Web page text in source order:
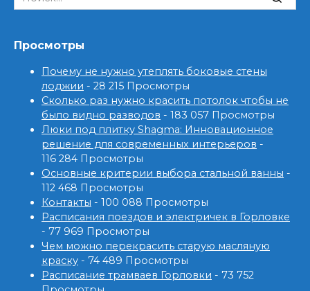
for:
Просмотры
Почему не нужно утеплять боковые стены
лоджии - 28 215 Просмотры
Сколько раз нужно красить потолок чтобы не
было видно разводов - 183 057 Просмотры
Люки под плитку Shagma: Инновационное
решение для современных интерьеров -
116 284 Просмотры
Основные критерии выбора стальной ванны -
112 468 Просмотры
Контакты - 100 088 Просмотры
Расписания поездов и электричек в Горловке
- 77 969 Просмотры
Чем можно перекрасить старую масляную
краску - 74 489 Просмотры
Расписание трамваев Горловки - 73 752